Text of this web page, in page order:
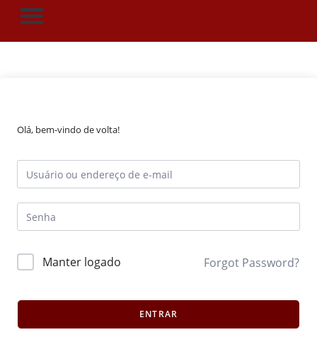
Olá, bem-vindo de volta!
Manter logado Forgot Password?
ENTRAR